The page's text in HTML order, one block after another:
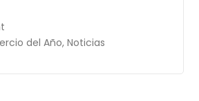
del Año,Noticias